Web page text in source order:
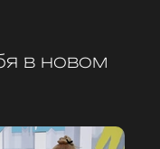
в новом